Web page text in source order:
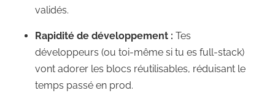
validés.
Rapidité de développement : Tes
développeurs (ou toi-même si tu es full-stack)
vont adorer les blocs réutilisables, réduisant le
temps passé en prod.